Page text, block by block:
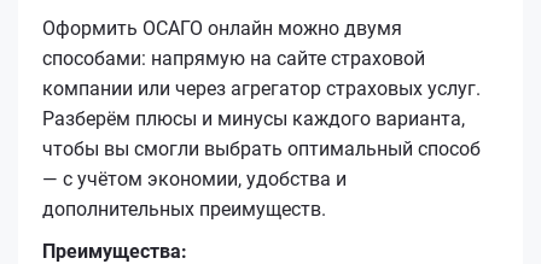
Оформить ОСАГО онлайн можно двумя
способами: напрямую на сайте страховой
компании или через агрегатор страховых услуг.
Разберём плюсы и минусы каждого варианта,
чтобы вы смогли выбрать оптимальный способ
— с учётом экономии, удобства и
дополнительных преимуществ.
Преимущества: